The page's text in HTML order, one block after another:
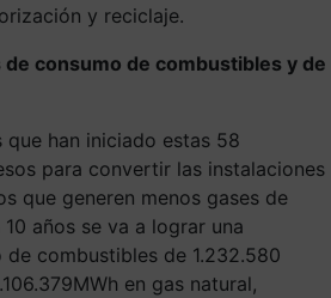
y reciclaje.
de consumo de combustibles y de
han iniciado estas 58
para convertir las instalaciones
que generen menos gases de
años se va a lograr una
combustibles de 1.232.580
en gas natural,